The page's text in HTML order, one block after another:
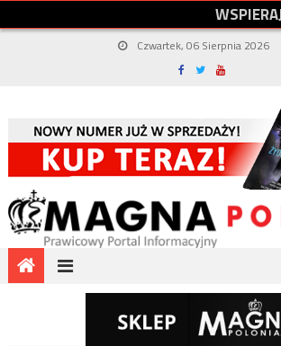
WSPIERA
Czwartek, 06 Sierpnia 2026